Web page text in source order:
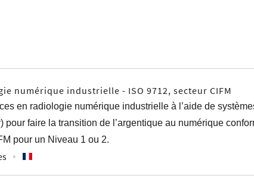
numérique industrielle - ISO 9712, secteur CIFM
en radiologie numérique industrielle à l’aide de
pour faire la transition de l’argentique au numérique
pour un Niveau 1 ou 2.